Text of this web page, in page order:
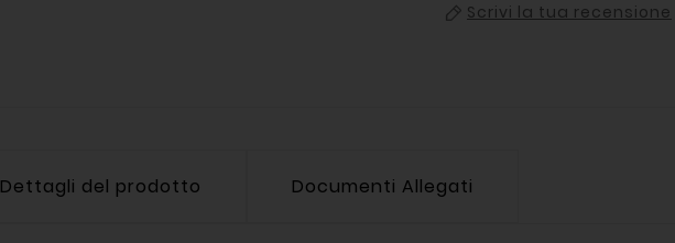
Scrivi la tua recensione
Dettagli del prodotto Documenti Allegati